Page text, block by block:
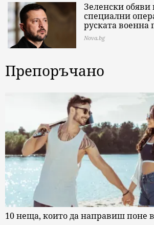
Зеленски обяви
специални
руската
Nova.bg
Препоръчано
10 неща, които да направиш поне